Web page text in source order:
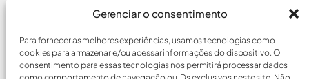
Gerenciar o consentimento
Para fornecer as melhores experiências, usamos tecnologias como
cookies para armazenar e/ou acessar informações do dispositivo. O
consentimento para essas tecnologias nos permitirá processar dados